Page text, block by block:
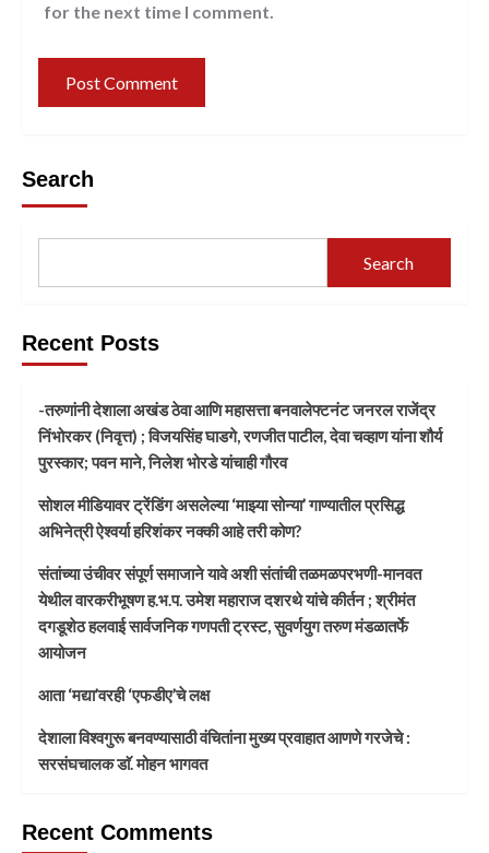
for the next time I comment.
Search
Search
Recent Posts
-तरुणांनी देशाला अखंड ठेवा आणि महासत्ता बनवालेफ्टनंट जनरल राजेंद्र
निंभोरकर (निवृत्त) ; विजयसिंह घाडगे, रणजीत पाटील, देवा चव्हाण यांना शौर्य
पुरस्कार; पवन माने, निलेश भोरडे यांचाही गौरव
सोशल मीडियावर ट्रेंडिंग असलेल्या ‘माझ्या सोन्या’ गाण्यातील प्रसिद्ध
अभिनेत्री ऐश्वर्या हरिशंकर नक्की आहे तरी कोण?
संतांच्या उंचीवर संपूर्ण समाजाने यावे अशी संतांची तळमळपरभणी-मानवत
येथील वारकरीभूषण ह.भ.प. उमेश महाराज दशरथे यांचे कीर्तन ; श्रीमंत
दगडूशेठ हलवाई सार्वजनिक गणपती ट्रस्ट, सुवर्णयुग तरुण मंडळातर्फे
आयोजन
आता ‘मद्या’वरही ‘एफडीए’चे लक्ष
देशाला विश्वगुरू बनवण्यासाठी वंचितांना मुख्य प्रवाहात आणणे गरजेचे :
सरसंघचालक डाॅ. मोहन भागवत
Recent Comments